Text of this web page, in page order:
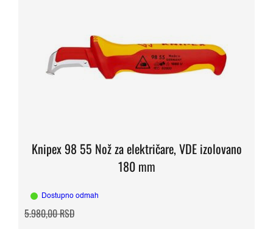
Knipex 98 55 Nož za električare, VDE izolovano
180 mm
Dostupno odmah
5.980,00RSDOriginalna
cena
Trenutna
cena